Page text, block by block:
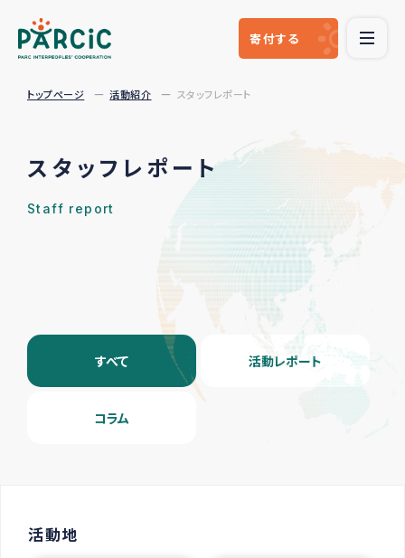
寄付する
トップページ 活動紹介 スタッフレポート
スタッフレポート
Staff report
すべて 活動レポート
コラム
活動地